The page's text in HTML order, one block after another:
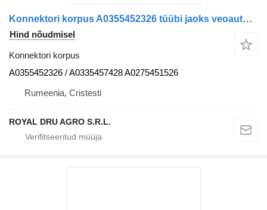
Konnektori korpus A0355452326 tüübi jaoks veoauto Mercedes-Benz
Hind nõudmisel
Konnektori korpus
A0355452326 / A0335457428 A0275451526
Rumeenia, Cristesti
ROYAL DRU AGRO S.R.L.